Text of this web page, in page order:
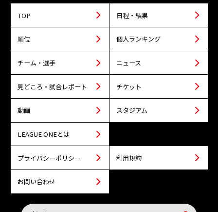
TOP 日程・結果
順位 個人ランキング
チーム・選手 ニュース
見どころ・試合レポート チケット
動画 スタジアム
LEAGUE ONEとは
プライバシーポリシー 利用規約
お問い合わせ